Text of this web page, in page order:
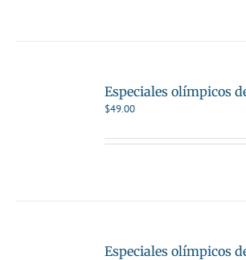
Especiales olímpicos
$49.00
Especiales olímpicos